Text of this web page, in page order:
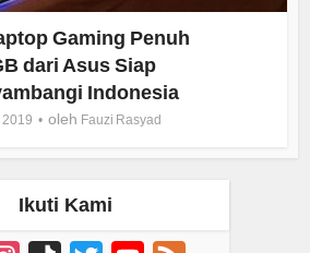
Gaming Penuh
dari Asus Siap
Indonesia
2019 oleh Fauzi Rasyad
Ikuti Kami